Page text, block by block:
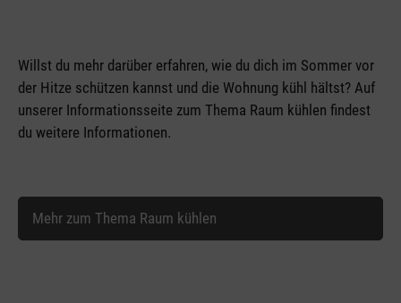
Willst du mehr darüber erfahren, wie du dich im Sommer vor
der Hitze schützen kannst und die Wohnung kühl hältst? Auf
unserer Informationsseite zum Thema Raum kühlen findest
du weitere Informationen.
Mehr zum Thema Raum kühlen